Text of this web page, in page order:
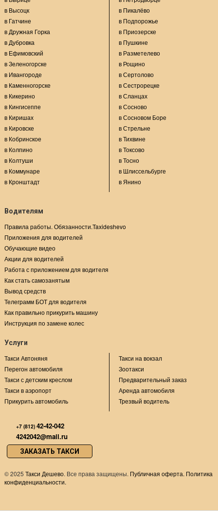
в Высоцк
в Гатчине
в Дружная Горка
в Дубровка
в Ефимовский
в Зеленогорске
в Ивангороде
в Каменногорске
в Кикерино
в Кингисеппе
в Киришах
в Кировске
в Кобринское
в Колпино
в Колтуши
в Коммунаре
в Кронштадт
в Пикалёво
в Подпорожье
в Приозерске
в Пушкине
в Разметелево
в Рощино
в Сертолово
в Сестрорецке
в Сланцах
в Сосново
в Сосновом Боре
в Стрельне
в Тихвине
в Токсово
в Тосно
в Шлиссельбурге
в Янино
Водителям
Правила работы. Обязанности.Taxideshevo
Приложения для водителей
Обучающие видео
Акции для водителей
Работа с приложением для водителя
Как стать самозанятым
Вывод средств
Телеграмм БОТ для водителя
Как правильно прикурить машину
Инструкция по замене колес
Услуги
Такси Автоняня
Перегон автомобиля
Такси с детским креслом
Такси в аэропорт
Прикурить автомобиль
Такси на вокзал
Зоотакси
Предварительный заказ
Аренда автомобиля
Трезвый водитель
+7 (812) 42-42-042
4242042@mail.ru
ЗАКАЗАТЬ ТАКСИ
©2025 Такси Дешево. Все права защищены. Публичная оферта. Политика
конфиденциальности.